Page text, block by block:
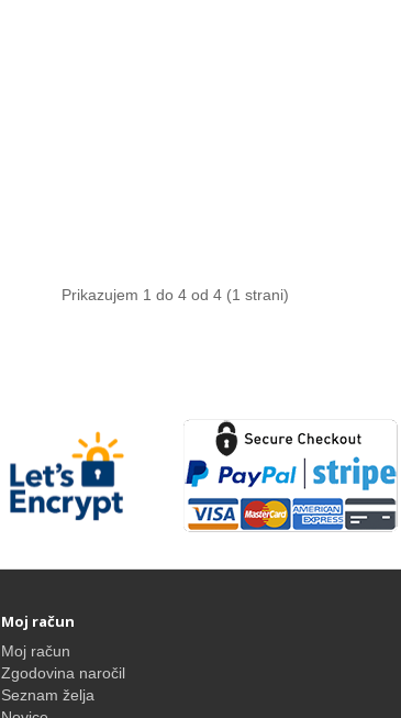
Prikazujem 1 do 4 od 4 (1 strani)
Moj račun
Moj račun
Zgodovina naročil
Seznam želja